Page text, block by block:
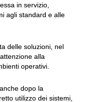
in servizio,
agli standard e alle
delle soluzioni, nel
alla
operativi.
dopo la
utilizzo dei sistemi,